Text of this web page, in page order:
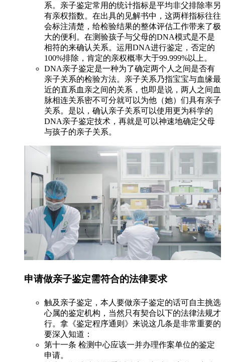
系。亲子鉴定常用的统计指标是平均非父排除率另
有亲权指数。在出具的见解书中，这两样指标往往
会标注清楚，给检验结果的整体评估工作带来了极
大的便利。在测验孩子与父母的DNA模式是不是
相符的来确认关系。运用DNA进行鉴定，否定的
100%排除，肯定的亲权概率大于99.999%以上。
DNA亲子鉴定是一种为了确定两个人之间是否有
亲子关系的检验方法。亲子关系乃指宝宝与血缘最
近的直系血亲之间的关系，也即是说，两人之间血
脉相连关系密不可分就可以为他（她）们具有亲子
关系。是以，确认亲子关系可以使用更为科学的
DNA亲子鉴定技术，再就是可以神速地确定父母
与孩子的亲子关系。
申请做亲子鉴定需符合的法律要求
触及亲子鉴定，本人要做亲子鉴定的话可自主挑选
心属的鉴定机构，当然只有契合以下的法律法规才
行。拿《鉴定程序通则》来说这几条是非常重要的
要深入知道：
第十一条 检测中心应该一并办理作案单位的鉴定
申请。